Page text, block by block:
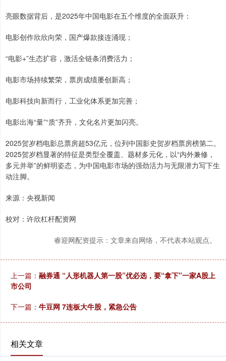
亮眼数据背后，是2025年中国电影在五个维度的全面跃升：
电影创作欣欣向荣，国产爆款接连涌现；
“电影+”生态扩容，激活全链条消费活力；
电影市场持续繁荣，票房成绩屡创新高；
电影科技向新而行，工业化体系更加完善；
电影出海“量”“质”齐升，文化名片更加闪亮。
2025贺岁档电影总票房超53亿元，位列中国影史贺岁档票房榜第二。
2025贺岁档显著的特征是类型全覆盖、题材多元化，以“内外兼修，
多元并举”的鲜明姿态，为中国电影市场的强劲活力与无限潜力写下生
动注脚。
来源：央视新闻
校对：许欣杠杆配资网
睿迎网配资提示：文章来自网络，不代表本站观点。
上一篇： 融券通 “人形机器人第一股”优必选，要“拿下”一家A股上
市公司
下一篇： 牛豆网 7连板大牛股，紧急公告
相关文章